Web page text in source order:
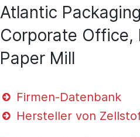
Atlantic
Corporate Office,
Paper Mill
Firmen-Datenbank
Hersteller von